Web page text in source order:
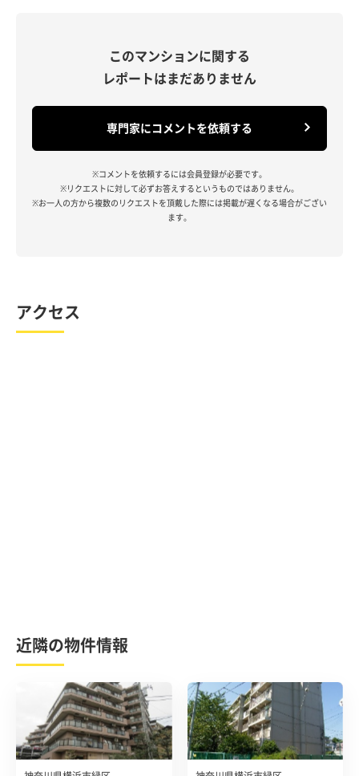
このマンションに関する
レポートはまだありません
専門家にコメントを依頼する
※コメントを依頼するには会員登録が必要です。
※リクエストに対して必ずお答えするというものではありません。
※お一人の方から複数のリクエストを頂戴した際には掲載が遅くなる場合がござい
ます。
アクセス
近隣の物件情報